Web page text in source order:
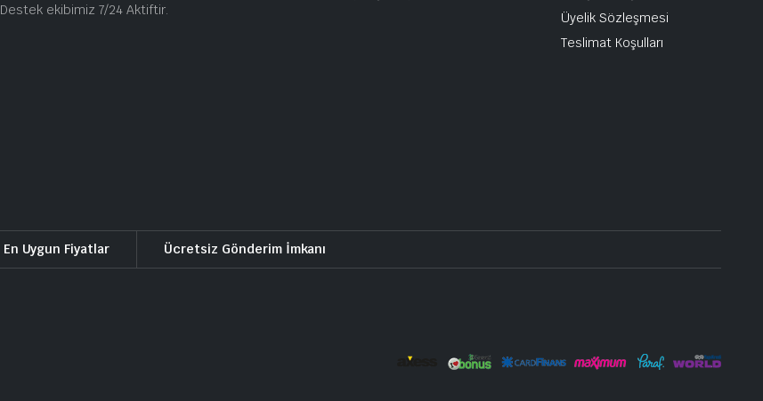
Destek ekibimiz 7/24 Aktiftir.
Üyelik Sözleşmesi
Teslimat Koşulları
En Uygun Fiyatlar Ücretsiz Gönderim İmkanı